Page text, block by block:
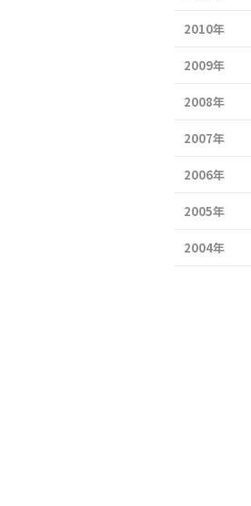
2010年
2009年
2008年
2007年
2006年
2005年
2004年